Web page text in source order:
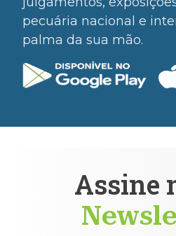
pecuária nacional e
palma da sua mão.
Assine